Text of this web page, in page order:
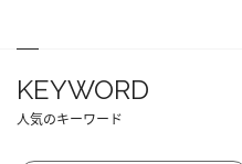
KEYWORD
人気のキーワード